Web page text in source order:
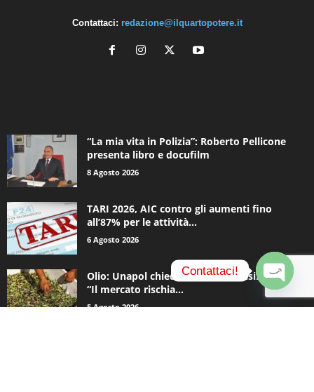
Contattaci: redazione@ilquartopotere.it
“La mia vita in Polizia”: Roberto Pellicone
presenta libro e docufilm
8 Agosto 2026
TARI 2026, AIC contro gli aumenti fino
all’87% per le attività...
6 Agosto 2026
Olio: Unapol chiede lo stato di crisi. Loiodice:
“Il mercato rischia...
5 Agosto 2026
Contattaci!
O